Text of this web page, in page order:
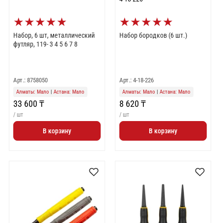
★★★★★
Набор, 6 шт, металлический
футляр, 119- 3 4 5 6 7 8
Арт.: 8758050
Алматы: Мало Астана: Мало
33 600 ₸
/ шт
В корзину
★★★★★
Набор бородков (6 шт.)
Арт.: 4-18-226
Алматы: Мало Астана: Мало
8 620 ₸
/ шт
В корзину